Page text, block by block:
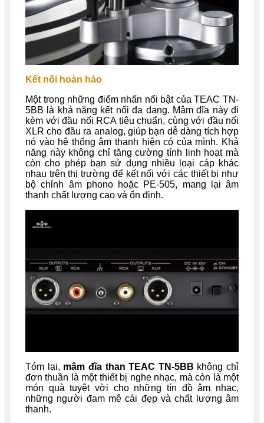
Kết nối hoàn hảo
Một trong những điểm nhấn nổi bật của TEAC TN-
5BB là khả năng kết nối đa dạng. Mâm đĩa này đi
kèm với đầu nối RCA tiêu chuẩn, cùng với đầu nối
XLR cho đầu ra analog, giúp bạn dễ dàng tích hợp
nó vào hệ thống âm thanh hiện có của mình. Khả
năng này không chỉ tăng cường tính linh hoạt mà
còn cho phép bạn sử dụng nhiều loại cáp khác
nhau trên thị trường để kết nối với các thiết bị như
bộ chỉnh âm phono hoặc PE-505, mang lại âm
thanh chất lượng cao và ổn định.
Tóm lại, mâm đĩa than TEAC TN-5BB không chỉ
đơn thuần là một thiết bị nghe nhạc, mà còn là một
món quà tuyệt vời cho những tín đồ âm nhạc,
những người đam mê cái đẹp và chất lượng âm
thanh.